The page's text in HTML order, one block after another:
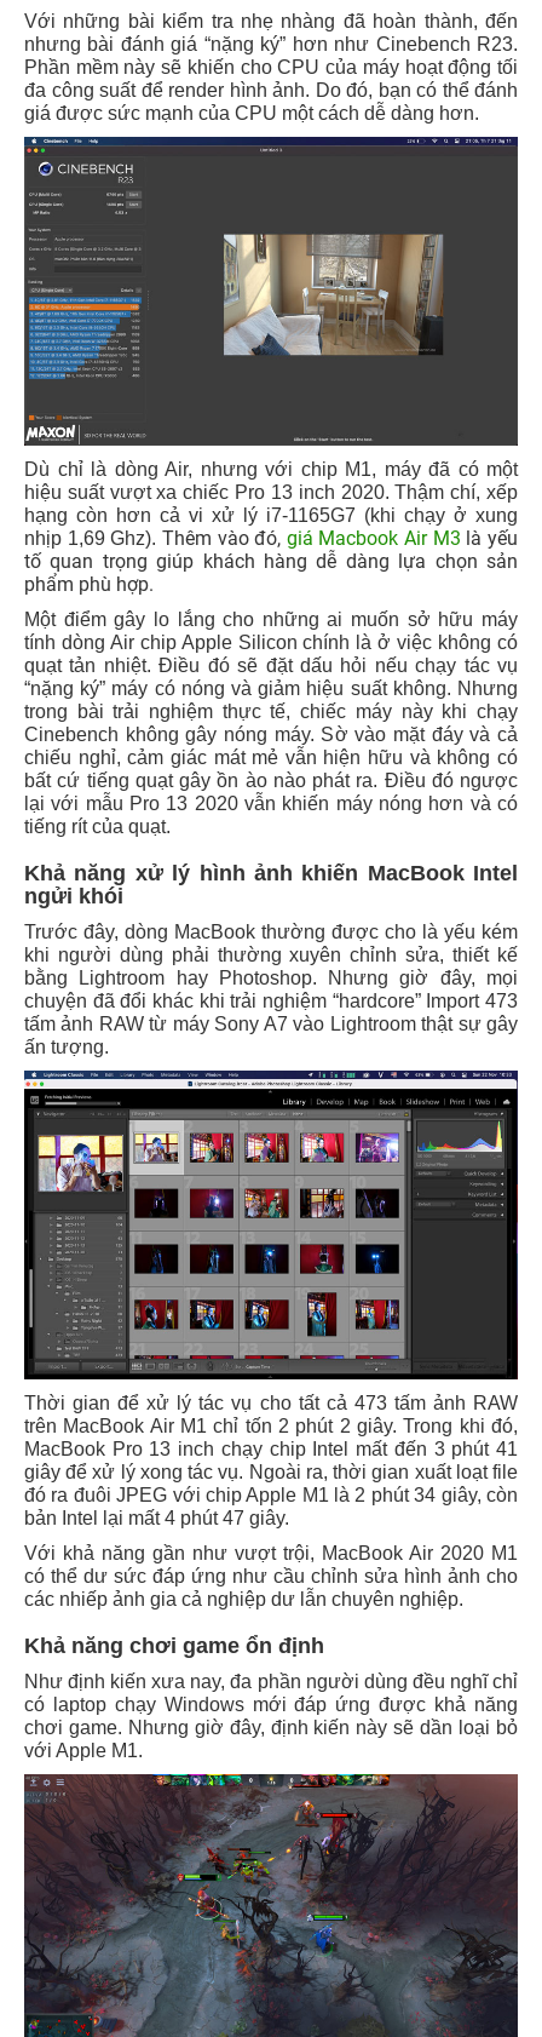
Với những bài kiểm tra nhẹ nhàng đã hoàn thành, đến
nhưng bài đánh giá “nặng ký” hơn như Cinebench R23.
Phần mềm này sẽ khiến cho CPU của máy hoạt động tối
đa công suất để render hình ảnh. Do đó, bạn có thể đánh
giá được sức mạnh của CPU một cách dễ dàng hơn.
Dù chỉ là dòng Air, nhưng với chip M1, máy đã có một
hiệu suất vượt xa chiếc Pro 13 inch 2020. Thậm chí, xếp
hạng còn hơn cả vi xử lý i7-1165G7 (khi chạy ở xung
nhịp 1,69 Ghz). Thêm vào đó, giá Macbook Air M3 là yếu
tố quan trọng giúp khách hàng dễ dàng lựa chọn sản
phẩm phù hợp.
Một điểm gây lo lắng cho những ai muốn sở hữu máy
tính dòng Air chip Apple Silicon chính là ở việc không có
quạt tản nhiệt. Điều đó sẽ đặt dấu hỏi nếu chạy tác vụ
“nặng ký” máy có nóng và giảm hiệu suất không. Nhưng
trong bài trải nghiệm thực tế, chiếc máy này khi chạy
Cinebench không gây nóng máy. Sờ vào mặt đáy và cả
chiếu nghỉ, cảm giác mát mẻ vẫn hiện hữu và không có
bất cứ tiếng quạt gây ồn ào nào phát ra. Điều đó ngược
lại với mẫu Pro 13 2020 vẫn khiến máy nóng hơn và có
tiếng rít của quạt.
Khả năng xử lý hình ảnh khiến MacBook Intel
ngửi khói
Trước đây, dòng MacBook thường được cho là yếu kém
khi người dùng phải thường xuyên chỉnh sửa, thiết kế
bằng Lightroom hay Photoshop. Nhưng giờ đây, mọi
chuyện đã đổi khác khi trải nghiệm “hardcore” Import 473
tấm ảnh RAW từ máy Sony A7 vào Lightroom thật sự gây
ấn tượng.
Thời gian để xử lý tác vụ cho tất cả 473 tấm ảnh RAW
trên MacBook Air M1 chỉ tốn 2 phút 2 giây. Trong khi đó,
MacBook Pro 13 inch chạy chip Intel mất đến 3 phút 41
giây để xử lý xong tác vụ. Ngoài ra, thời gian xuất loạt file
đó ra đuôi JPEG với chip Apple M1 là 2 phút 34 giây, còn
bản Intel lại mất 4 phút 47 giây.
Với khả năng gần như vượt trội, MacBook Air 2020 M1
có thể dư sức đáp ứng như cầu chỉnh sửa hình ảnh cho
các nhiếp ảnh gia cả nghiệp dư lẫn chuyên nghiệp.
Khả năng chơi game ổn định
Như định kiến xưa nay, đa phần người dùng đều nghĩ chỉ
có laptop chạy Windows mới đáp ứng được khả năng
chơi game. Nhưng giờ đây, định kiến này sẽ dần loại bỏ
với Apple M1.